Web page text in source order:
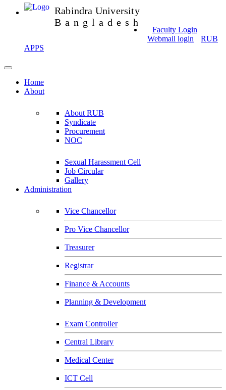
Rabindra University
Bangladesh
Faculty Login
Webmail login
RUB
APPS
Home
About
About RUB
Syndicate
Procurement
NOC
Sexual Harassment Cell
Job Circular
Gallery
Administration
Vice Chancellor
Pro Vice Chancellor
Treasurer
Registrar
Finance & Accounts
Planning & Development
Exam Controller
Central Library
Medical Center
ICT Cell